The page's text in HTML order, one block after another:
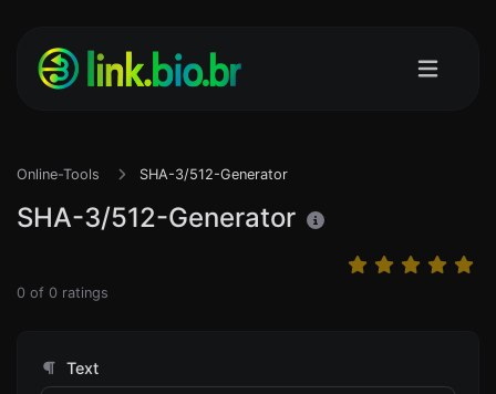
Online-Tools SHA-3/512-Generator
SHA-3/512-Generator
0 of 0 ratings
Text